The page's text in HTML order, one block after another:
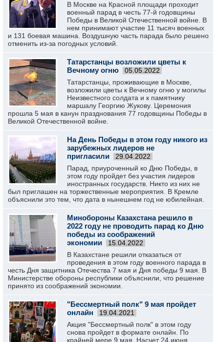
В Москве на Красной площади проходит
военный парад в честь 77-й годовщины
Победы в Великой Отечественной войне. В
нем принимают участие 11 тысяч военных
и 131 боевая машина. Воздушную часть парада было решено
отменить из-за погодных условий.
Татарстанцы возложили цветы к
Вечному огню
05.05.2022
Татарстанцы, проживающие в Москве,
возложили цветы к Вечному огню у могилы
Неизвестного солдата и к памятнику
маршалу Георгию Жукову. Церемония
прошла 5 мая в канун празднования 77 годовщины Победы в
Великой Отечественной войне.
На День Победы в этом году никого из
зарубежных лидеров не
пригласили
29.04.2022
Парад, приуроченный ко Дню Победы, в
этом году пройдет без участия лидеров
иностранных государств. Никто из них не
был приглашен на торжественные мероприятия. В Кремле
объяснили это тем, что дата в нынешнем год не юбилейная.
Минобороны Казахстана решило в
2022 году не проводить парад ко Дню
победы из соображений
экономии
15.04.2022
В Казахстане решили отказаться от
проведения в этом году военного парада в
честь Дня защитника Отечества 7 мая и Дня победы 9 мая. В
Министерстве обороны республики объяснили, что решение
принято из соображений экономии.
"Бессмертный полк" 9 мая пройдет
онлайн
19.04.2021
Акция "Бессмертный полк" в этом году
снова пройдет в формате онлайн. По
крайней мере 9 мая. Насчет 24 июня